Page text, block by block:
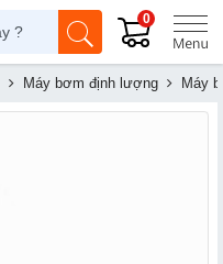
0
Máy bơm định lượng Máy